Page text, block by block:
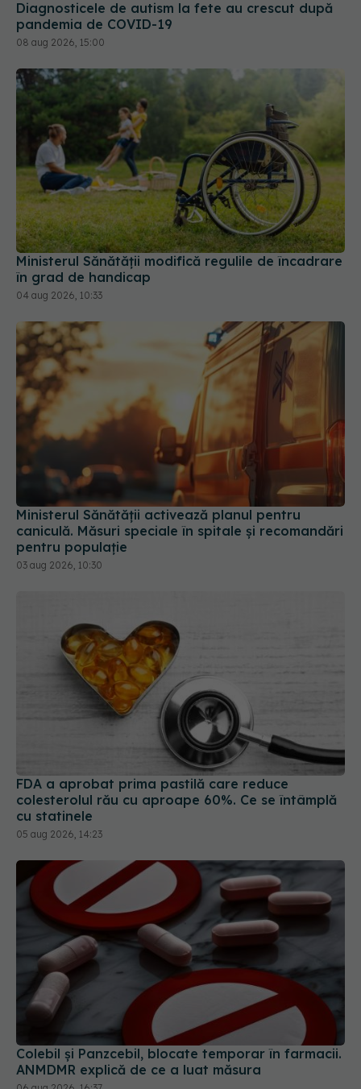
Diagnosticele de autism la fete au crescut după
pandemia de COVID-19
08 aug 2026, 15:00
Ministerul Sănătății modifică regulile de încadrare
în grad de handicap
04 aug 2026, 10:33
Ministerul Sănătății activează planul pentru
caniculă. Măsuri speciale în spitale și recomandări
pentru populație
03 aug 2026, 10:30
FDA a aprobat prima pastilă care reduce
colesterolul rău cu aproape 60%. Ce se întâmplă
cu statinele
05 aug 2026, 14:23
Colebil și Panzcebil, blocate temporar în farmacii.
ANMDMR explică de ce a luat măsura